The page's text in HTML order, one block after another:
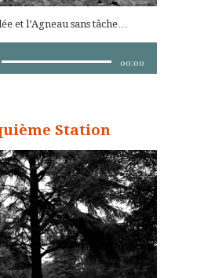
et l’Agneau sans tâche…
00:00
Station